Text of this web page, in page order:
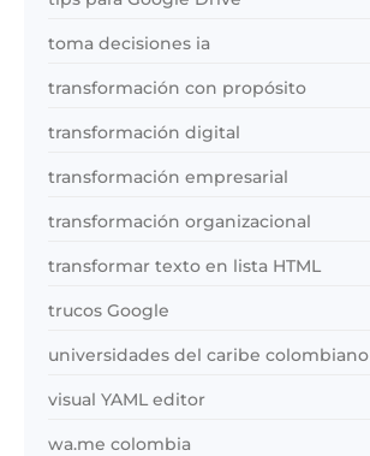
toma decisiones ia
transformación con propósito
transformación digital
transformación empresarial
transformación organizacional
transformar texto en lista HTML
trucos Google
universidades del caribe colombiano
visual YAML editor
wa.me colombia